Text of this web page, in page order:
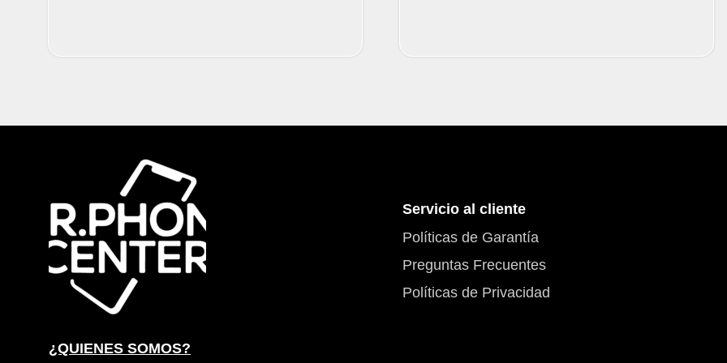
¿QUIENES SOMOS?
Servicio al cliente
Políticas de Garantía
Preguntas Frecuentes
Políticas de Privacidad